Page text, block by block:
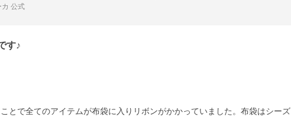
カ 公式
す♪
とで全てのアイテムが布袋に入りリボンがかかっていました。布袋はシーズ